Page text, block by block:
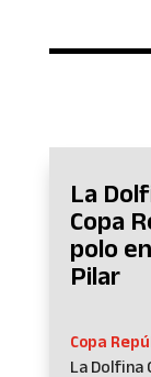
La
Copa
polo
Pilar
Copa
La Dolfina